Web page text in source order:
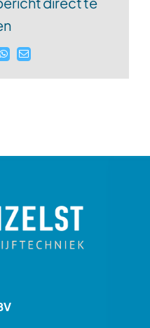
WhatsApp
E-